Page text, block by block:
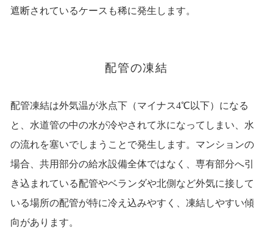
遮断されているケースも稀に発生します。
配管の凍結
配管凍結は外気温が氷点下（マイナス4℃以下）になる
と、水道管の中の水が冷やされて氷になってしまい、水
の流れを塞いでしまうことで発生します。マンションの
場合、共用部分の給水設備全体ではなく、専有部分へ引
き込まれている配管やベランダや北側など外気に接して
いる場所の配管が特に冷え込みやすく、凍結しやすい傾
向があります。